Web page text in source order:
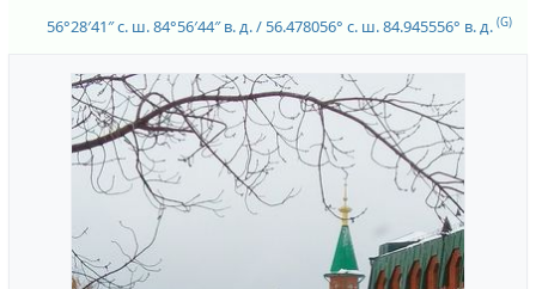
56°28′41″ с. ш.84°56′44″ в. д./ 56.478056° с. ш.84.945556° в. д. (G)